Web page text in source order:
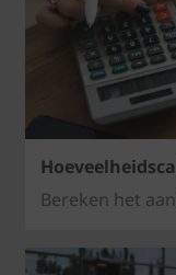
Bereken het